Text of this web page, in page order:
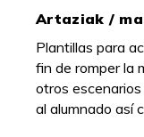
Artaziak /
Plantillas para
fin de romper la
otros
al alumnado así